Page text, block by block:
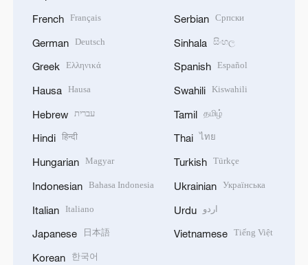
French Français
German Deutsch
Greek Ελληνικά
Hausa Hausa
Hebrew עברית
Hindi हिन्दी
Hungarian Magyar
Indonesian Bahasa Indonesia
Italian Italiano
Japanese 日本語
Korean 한국어
Serbian Српски
Sinhala සිංහල
Spanish Español
Swahili Kiswahili
Tamil தமிழ்
Thai ไทย
Turkish Türkçe
Ukrainian Українська
Urdu اردو
Vietnamese Tiếng Việt